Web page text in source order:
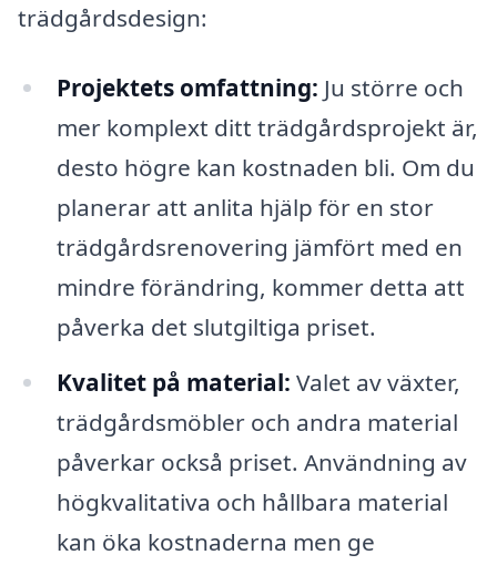
trädgårdsdesign:
Projektets omfattning: Ju större och
mer komplext ditt trädgårdsprojekt är,
desto högre kan kostnaden bli. Om du
planerar att anlita hjälp för en stor
trädgårdsrenovering jämfört med en
mindre förändring, kommer detta att
påverka det slutgiltiga priset.
Kvalitet på material: Valet av växter,
trädgårdsmöbler och andra material
påverkar också priset. Användning av
högkvalitativa och hållbara material
kan öka kostnaderna men ge